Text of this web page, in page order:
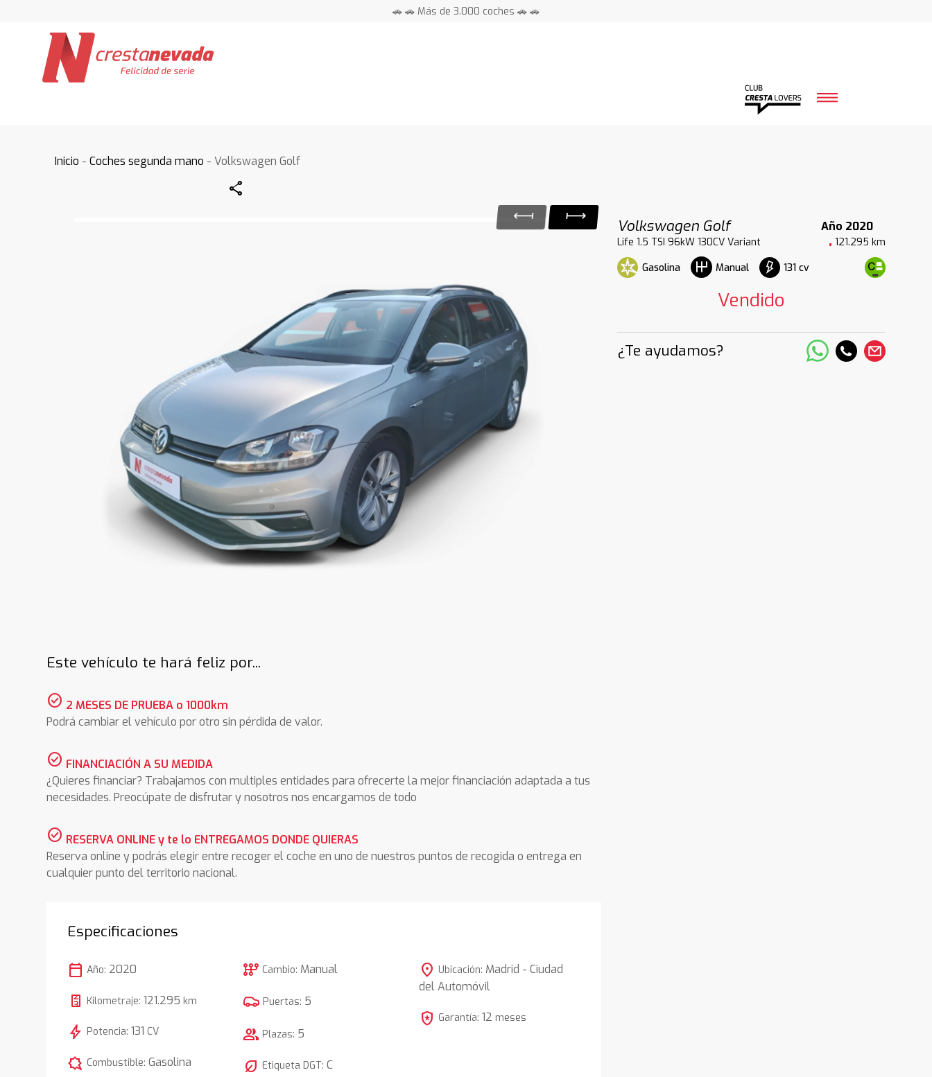
🚗 🚗 Más de 3.000 coches 🚗 🚗
Inicio -Coches segunda mano - Volkswagen Golf
Share
Volkswagen Golf
Año 2020
Life 1.5 TSI 96kW 130CV Variant
121.295 km
Gasolina
Manual 131 cv
Vendido
¿Te ayudamos?
Este vehículo te hará feliz por...
check_circle 2 MESES DE PRUEBA o 1000km
Podrá cambiar el vehículo por otro sin pérdida de valor.
check_circle FINANCIACIÓN A SU MEDIDA
¿Quieres financiar? Trabajamos con multiples entidades para ofrecerte la mejor financiación adaptada a tus
necesidades. Preocúpate de disfrutar y nosotros nos encargamos de todo
check_circle RESERVA ONLINE y te lo ENTREGAMOS DONDE QUIERAS
Reserva online y podrás elegir entre recoger el coche en uno de nuestros puntos de recogida o entrega en
cualquier punto del territorio nacional.
Especificaciones
calendar_today Año: 2020
Kilometraje:121.295 km
bolt Potencia:131 CV
comic_bubble Combustible:Gasolina
auto_transmission Cambio: Manual
Puertas: 5
group Plazas: 5
nest_eco_leaf Etiqueta DGT:C
location_on Ubicación: Madrid - Ciudad
del Automóvil
local_police Garantía: 12 meses